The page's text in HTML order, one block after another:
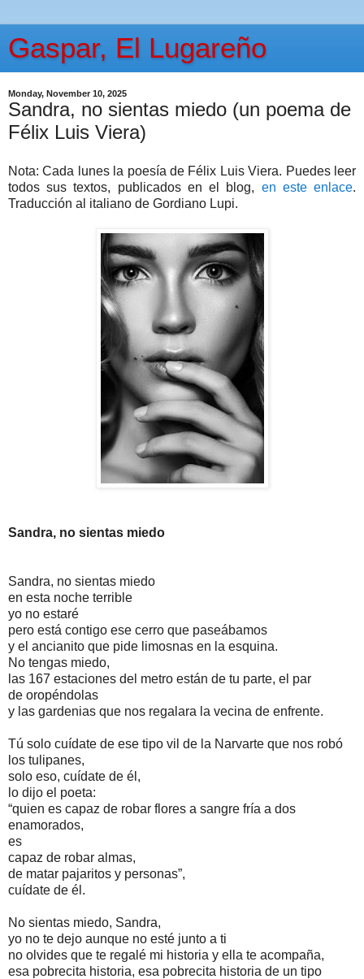
Gaspar, El Lugareño
Monday, November 10, 2025
Sandra, no sientas miedo (un poema de
Félix Luis Viera)
Nota: Cada lunes la poesía de Félix Luis Viera. Puedes leer
todos sus textos, publicados en el blog, en este enlace.
Traducción al italiano de Gordiano Lupi.
Sandra, no sientas miedo
Sandra, no sientas miedo
en esta noche terrible
yo no estaré
pero está contigo ese cerro que paseábamos
y el ancianito que pide limosnas en la esquina.
No tengas miedo,
las 167 estaciones del metro están de tu parte, el par
de oropéndolas
y las gardenias que nos regalara la vecina de enfrente.
Tú solo cuídate de ese tipo vil de la Narvarte que nos robó
los tulipanes,
solo eso, cuídate de él,
lo dijo el poeta:
“quien es capaz de robar flores a sangre fría a dos
enamorados,
es
capaz de robar almas,
de matar pajaritos y personas”,
cuídate de él.
No sientas miedo, Sandra,
yo no te dejo aunque no esté junto a ti
no olvides que te regalé mi historia y ella te acompaña,
esa pobrecita historia, esa pobrecita historia de un tipo